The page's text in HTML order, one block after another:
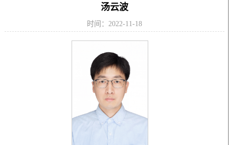
汤云波
时间：2022-11-18